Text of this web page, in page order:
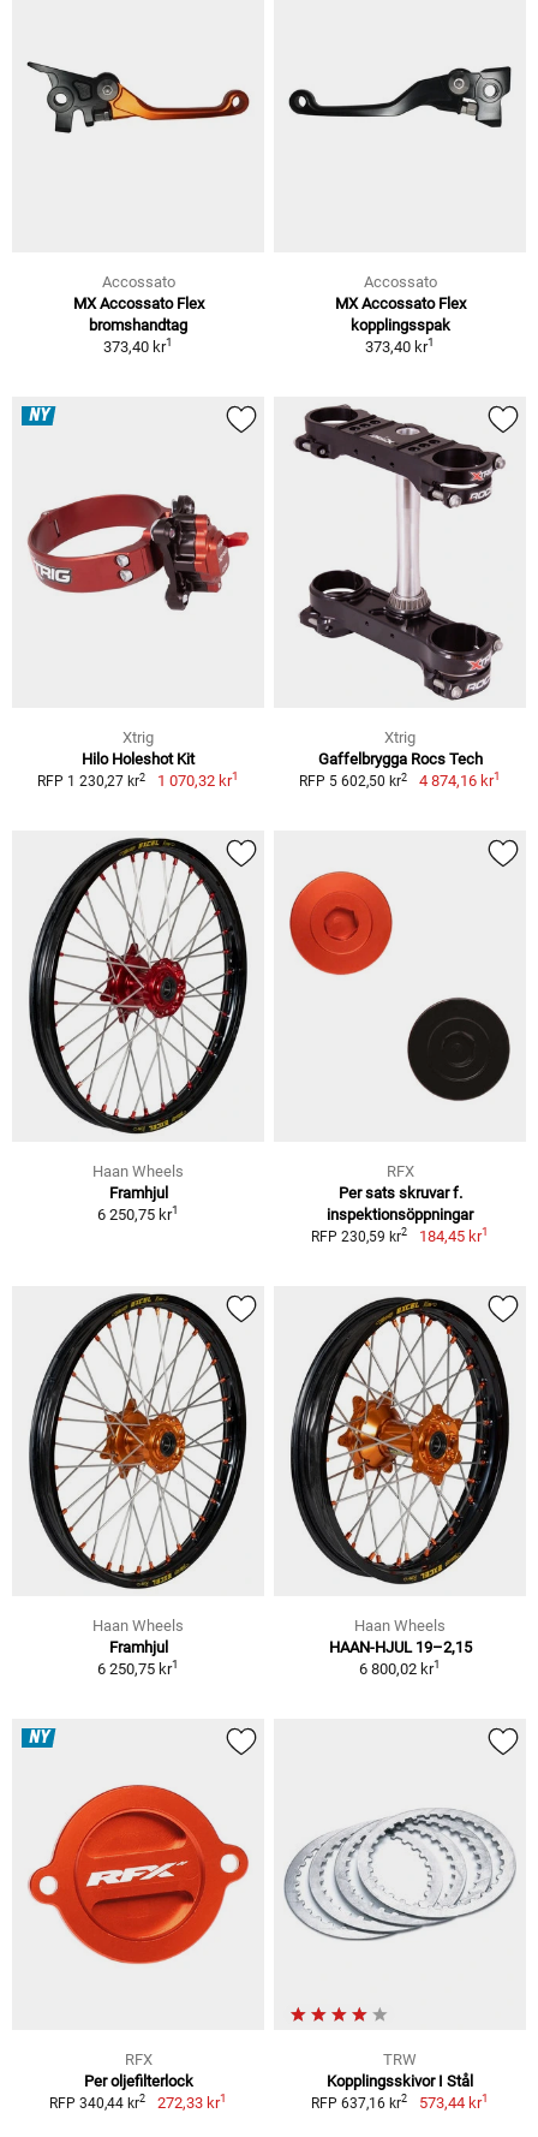
Accossato
MX Accossato Flex
bromshandtag
373,40 kr1
Accossato
MX Accossato Flex
kopplingsspak
373,40 kr1
NY
Xtrig
Hilo Holeshot Kit
RFP 1 230,27 kr2 1 070,32 kr1
Xtrig
Gaffelbrygga Rocs Tech
RFP 5 602,50 kr2 4 874,16 kr1
Haan Wheels
Framhjul
6 250,75 kr1
RFX
Per sats skruvar f.
inspektionsöppningar
RFP 230,59 kr2 184,45 kr1
Haan Wheels
Framhjul
6 250,75 kr1
Haan Wheels
HAAN-HJUL 19–2,15
6 800,02 kr1
NY
RFX
Per oljefilterlock
RFP 340,44 kr2 272,33 kr1
TRW
Kopplingsskivor I Stål
RFP 637,16 kr2 573,44 kr1